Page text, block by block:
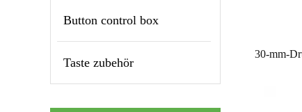
Button control box
Taste zubehör